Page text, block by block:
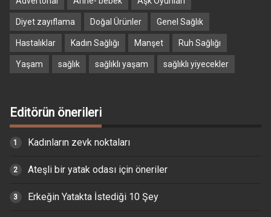
Diyet zayıflama Doğal Ürünler Genel Sağlık
Hastalıklar Kadın Sağlığı Manşet Ruh Sağlığı
Yaşam sağlık sağlıklı yaşam sağlıklı yiyecekler
Editörün önerileri
Kadınların zevk noktaları
Ateşli bir yatak odası için öneriler
Erkeğin Yatakta İstediği 10 Şey